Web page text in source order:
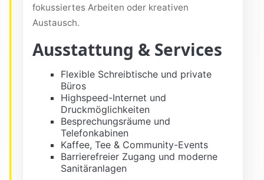
fokussiertes Arbeiten oder kreativen
Austausch.
Ausstattung & Services
Flexible Schreibtische und private
Büros
Highspeed-Internet und
Druckmöglichkeiten
Besprechungsräume und
Telefonkabinen
Kaffee, Tee & Community-Events
Barrierefreier Zugang und moderne
Sanitäranlagen